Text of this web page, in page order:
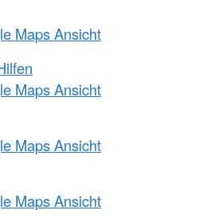
Maps Ansicht
Maps Ansicht
Maps Ansicht
Maps Ansicht